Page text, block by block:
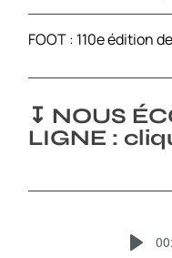
FOOT : 110e édition
↧ NOUS
LIGNE :